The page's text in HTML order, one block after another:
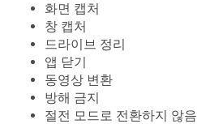
화면 캡처
창 캡처
드라이브 정리
앱 닫기
동영상 변환
방해 금지
절전 모드로 전환하지 않음